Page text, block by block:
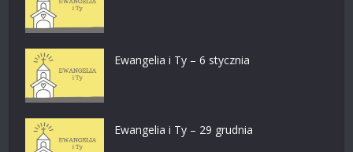
Ewangelia i Ty – 6 stycznia
Ewangelia i Ty – 29 grudnia